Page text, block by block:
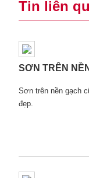
Tin liên
SƠN TRÊN
Sơn trên nền gạch
đẹp.